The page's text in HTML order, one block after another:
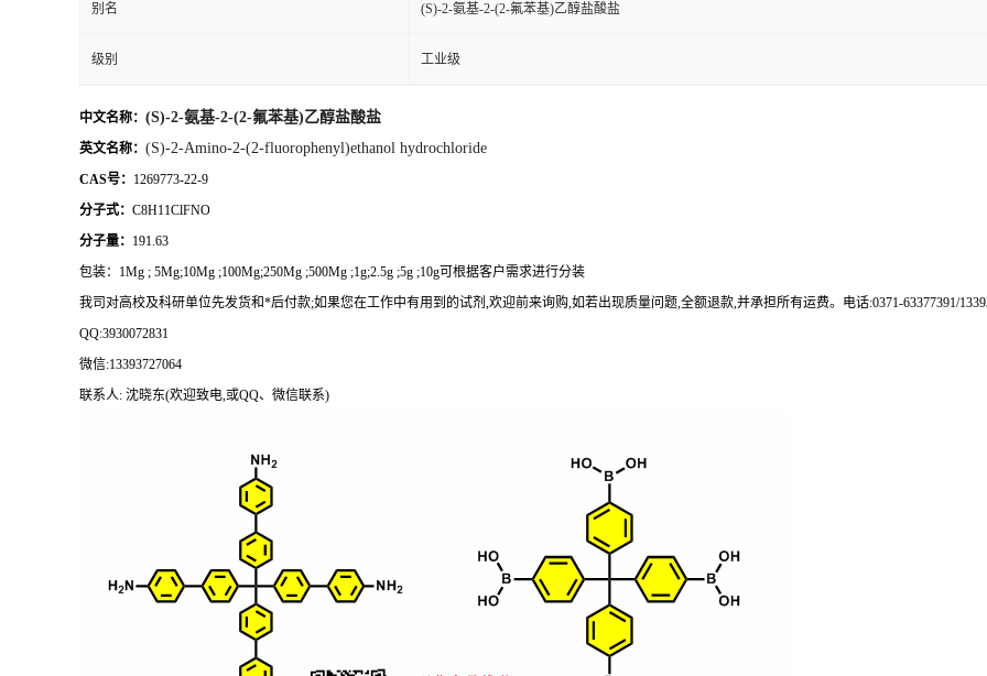
别名 (S)-2-氨基-2-(2-氟苯基)乙醇盐酸盐
级别 工业级
中文名称： (S)-2-氨基-2-(2-氟苯基)乙醇盐酸盐
英文名称： (S)-2-Amino-2-(2-fluorophenyl)ethanol hydrochloride
CAS号： 1269773-22-9
分子式： C8H11ClFNO
分子量： 191.63
包装： 1Mg ; 5Mg;10Mg ;100Mg;250Mg ;500Mg ;1g;2.5g ;5g ;10g可根据客户需求进行分装
我司对高校及科研单位先发货和*后付款;如果您在工作中有用到的试剂,欢迎前来询购,如若出现质量问题,全额退款,并承担所有运费。电话:0371-63377391/
QQ:3930072831
微信:13393727064
联系人: 沈晓东(欢迎致电,或QQ、微信联系)